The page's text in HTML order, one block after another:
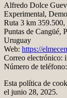
Alfredo Dolce
Experimental,
Ruta 3 km 359.500,
Puntas de Cangüé,
Uruguay
Web: https://
Correo electrónico:
Número de
Esta política de
el junio 28, 2025.